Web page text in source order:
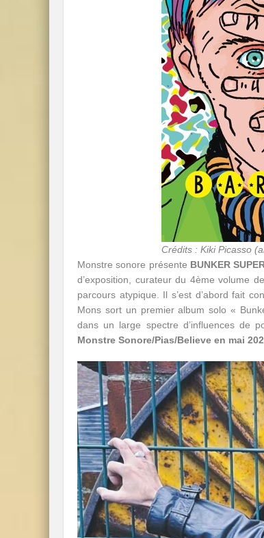
Crédits : Kiki Picasso
Monstre sonore présente BUNKER
d’exposition, curateur du 4ème volume
parcours atypique. Il s’est d’abord fait
Mons sort un premier album solo «
dans un large spectre d’influences de
Monstre Sonore/Pias/Believe en mai